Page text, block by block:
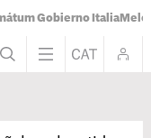
Gobierno Italia